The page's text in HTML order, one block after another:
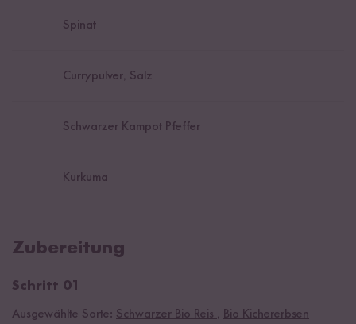
Spinat
Currypulver, Salz
Schwarzer Kampot Pfeffer
Kurkuma
Zubereitung
Schritt 01
Ausgewählte Sorte: Schwarzer Bio Reis , Bio Kichererbsen